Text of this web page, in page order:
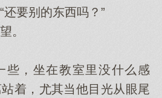
要别的东西吗？”
。
，坐在教室里没什么感
着，尤其当他目光从眼尾